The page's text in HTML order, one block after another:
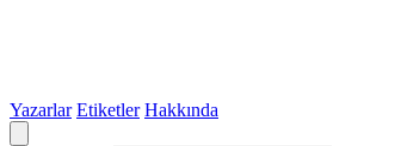
Yazarlar Etiketler Hakkında